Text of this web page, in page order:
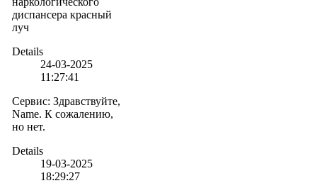
диспансера красный
луч
Details
24-03-2025
11:27:41
Сервис: Здравствуйте,
Name. К сожалению,
но нет.
Details
19-03-2025
18:29:27